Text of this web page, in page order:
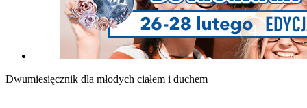
Dwumiesięcznik dla młodych ciałem i duchem